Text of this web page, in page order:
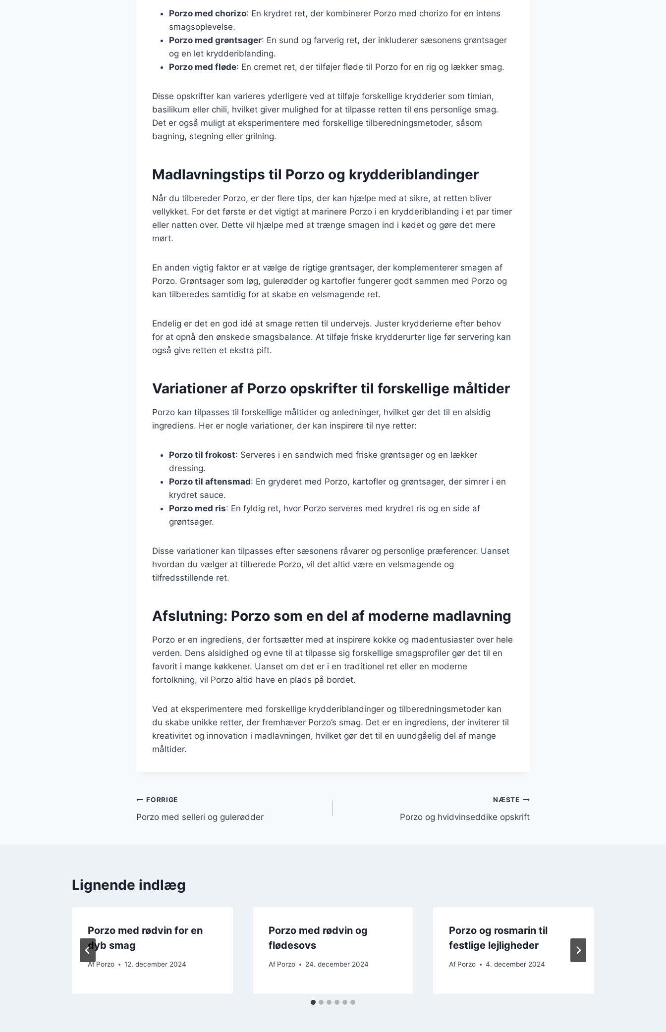
Porzo med chorizo: En krydret ret, der kombinerer Porzo med chorizo for en intens
smagsoplevelse.
Porzo med grøntsager: En sund og farverig ret, der inkluderer sæsonens grøntsager
og en let krydderiblanding.
Porzo med fløde: En cremet ret, der tilføjer fløde til Porzo for en rig og lækker smag.
Disse opskrifter kan varieres yderligere ved at tilføje forskellige krydderier som timian,
basilikum eller chili, hvilket giver mulighed for at tilpasse retten til ens personlige smag.
Det er også muligt at eksperimentere med forskellige tilberedningsmetoder, såsom
bagning, stegning eller grilning.
Madlavningstips til Porzo og krydderiblandinger
Når du tilbereder Porzo, er der flere tips, der kan hjælpe med at sikre, at retten bliver
vellykket. For det første er det vigtigt at marinere Porzo i en krydderiblanding i et par timer
eller natten over. Dette vil hjælpe med at trænge smagen ind i kødet og gøre det mere
mørt.
En anden vigtig faktor er at vælge de rigtige grøntsager, der komplementerer smagen af
Porzo. Grøntsager som løg, gulerødder og kartofler fungerer godt sammen med Porzo og
kan tilberedes samtidig for at skabe en velsmagende ret.
Endelig er det en god idé at smage retten til undervejs. Juster krydderierne efter behov
for at opnå den ønskede smagsbalance. At tilføje friske krydderurter lige før servering kan
også give retten et ekstra pift.
Variationer af Porzo opskrifter til forskellige måltider
Porzo kan tilpasses til forskellige måltider og anledninger, hvilket gør det til en alsidig
ingrediens. Her er nogle variationer, der kan inspirere til nye retter:
Porzo til frokost: Serveres i en sandwich med friske grøntsager og en lækker
dressing.
Porzo til aftensmad: En gryderet med Porzo, kartofler og grøntsager, der simrer i en
krydret sauce.
Porzo med ris: En fyldig ret, hvor Porzo serveres med krydret ris og en side af
grøntsager.
Disse variationer kan tilpasses efter sæsonens råvarer og personlige præferencer. Uanset
hvordan du vælger at tilberede Porzo, vil det altid være en velsmagende og
tilfredsstillende ret.
Afslutning: Porzo som en del af moderne madlavning
Porzo er en ingrediens, der fortsætter med at inspirere kokke og madentusiaster over hele
verden. Dens alsidighed og evne til at tilpasse sig forskellige smagsprofiler gør det til en
favorit i mange køkkener. Uanset om det er i en traditionel ret eller en moderne
fortolkning, vil Porzo altid have en plads på bordet.
Ved at eksperimentere med forskellige krydderiblandinger og tilberedningsmetoder kan
du skabe unikke retter, der fremhæver Porzo’s smag. Det er en ingrediens, der inviterer til
kreativitet og innovation i madlavningen, hvilket gør det til en uundgåelig del af mange
måltider.
Indlægsnavigation
FORRIGE
Porzo med selleri og gulerødder
NÆSTE
Porzo og hvidvinseddike opskrift
Lignende indlæg
Porzo med rødvin for en
dyb smag
Af Porzo 12. december 2024
Porzo med rødvin og
flødesovs
Af Porzo 24. december 2024
Porzo og rosmarin til
festlige lejligheder
Af Porzo 4. december 2024